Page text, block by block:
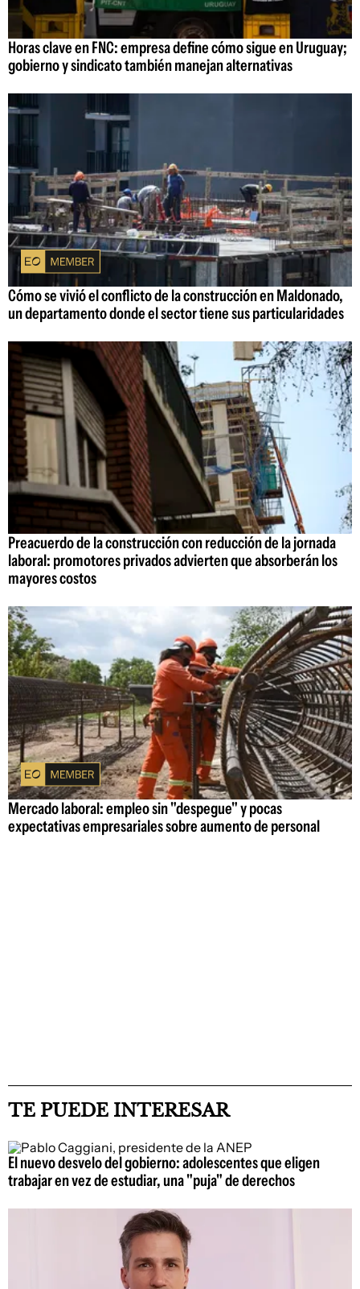
Horas clave en FNC: empresa define cómo sigue en Uruguay;
gobierno y sindicato también manejan alternativas
Cómo se vivió el conflicto de la construcción en Maldonado,
un departamento donde el sector tiene sus particularidades
Preacuerdo de la construcción con reducción de la jornada
laboral: promotores privados advierten que absorberán los
mayores costos
Mercado laboral: empleo sin "despegue" y pocas
expectativas empresariales sobre aumento de personal
TE PUEDE INTERESAR
El nuevo desvelo del gobierno: adolescentes que eligen
trabajar en vez de estudiar, una "puja" de derechos